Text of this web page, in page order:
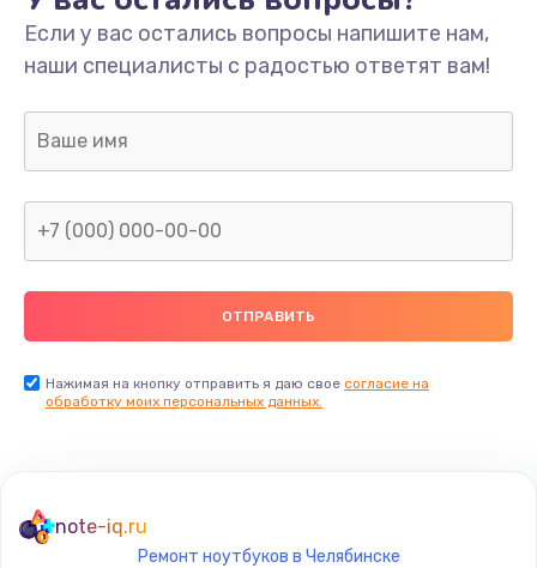
Если у вас остались вопросы напишите нам,
наши специалисты с радостью ответят вам!
Нажимая на кнопку отправить я даю свое согласие на
обработку моих персональных данных.
note-iq.ru
Ремонт ноутбуков в Челябинске